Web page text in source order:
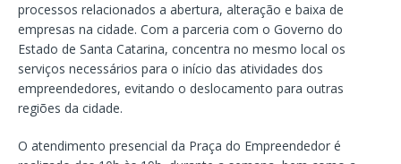
processos relacionados a abertura, alteração e baixa de
empresas na cidade. Com a parceria com o Governo do
Estado de Santa Catarina, concentra no mesmo local os
serviços necessários para o início das atividades dos
empreendedores, evitando o deslocamento para outras
regiões da cidade.
O atendimento presencial da Praça do Empreendedor é